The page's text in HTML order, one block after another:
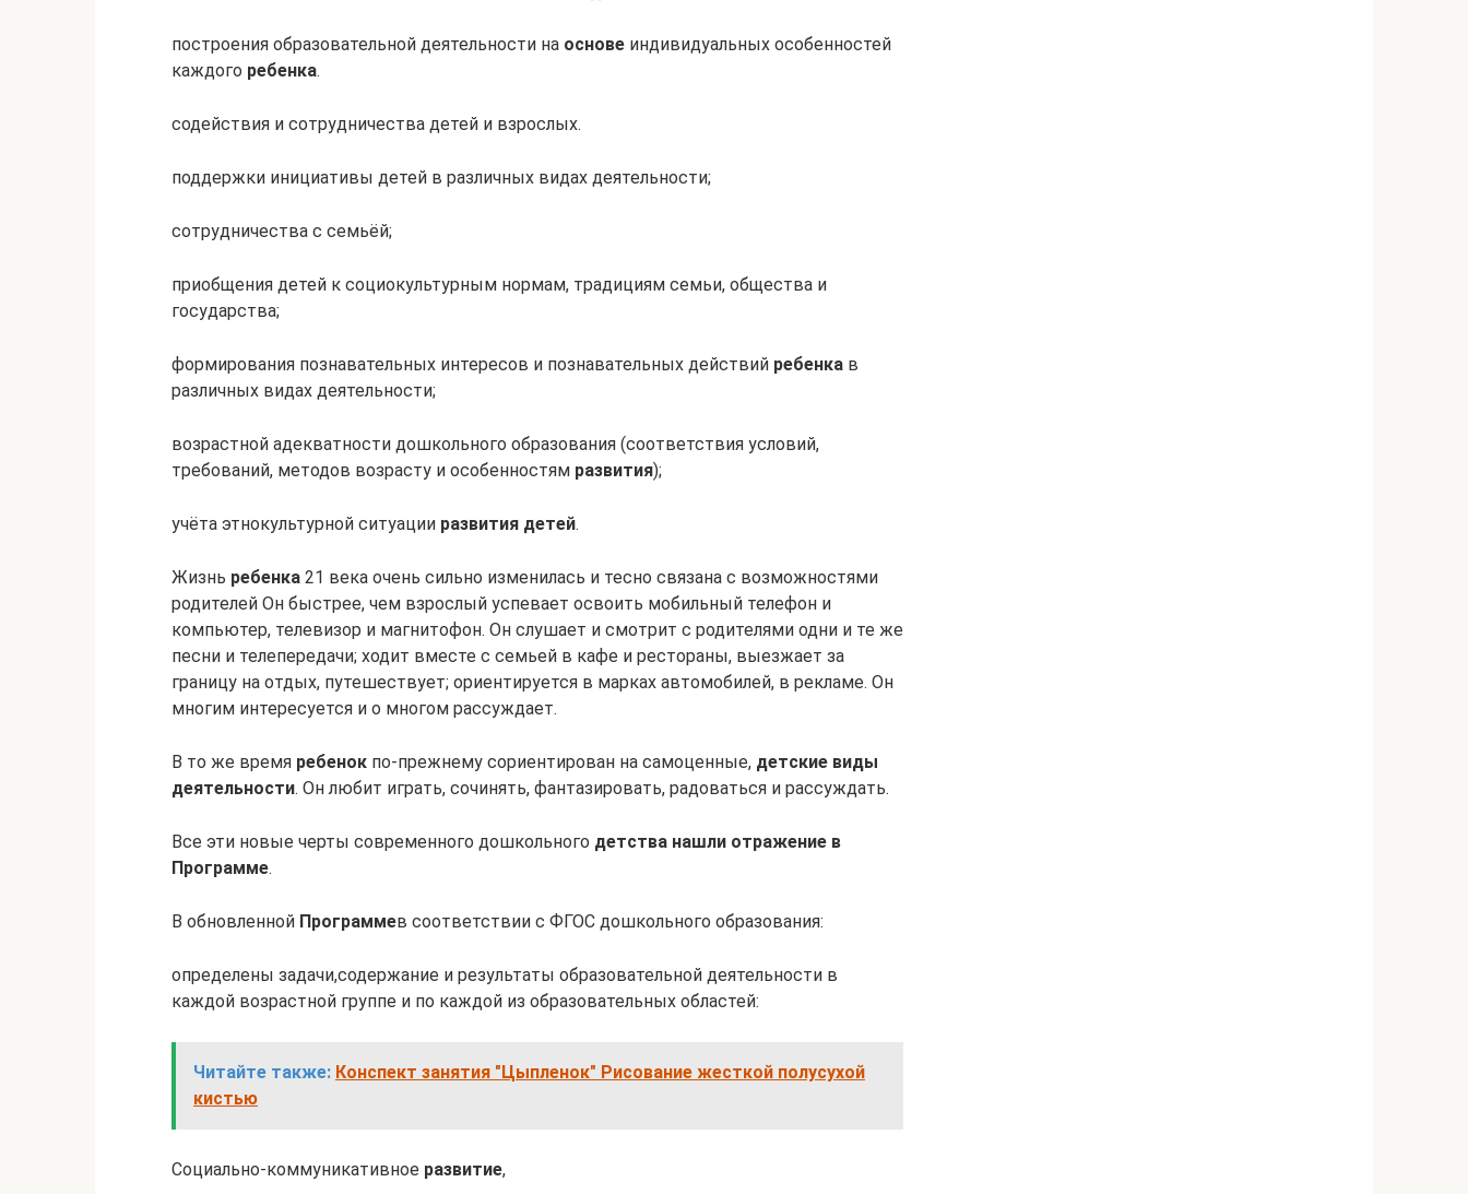
построения образовательной деятельности на основе индивидуальных особенностей
каждого ребенка.
содействия и сотрудничества детей и взрослых.
поддержки инициативы детей в различных видах деятельности;
сотрудничества с семьёй;
приобщения детей к социокультурным нормам, традициям семьи, общества и
государства;
формирования познавательных интересов и познавательных действий ребенка в
различных видах деятельности;
возрастной адекватности дошкольного образования (соответствия условий,
требований, методов возрасту и особенностям развития);
учёта этнокультурной ситуации развития детей.
Жизнь ребенка 21 века очень сильно изменилась и тесно связана с возможностями
родителей Он быстрее, чем взрослый успевает освоить мобильный телефон и
компьютер, телевизор и магнитофон. Он слушает и смотрит с родителями одни и те же
песни и телепередачи; ходит вместе с семьей в кафе и рестораны, выезжает за
границу на отдых, путешествует; ориентируется в марках автомобилей, в рекламе. Он
многим интересуется и о многом рассуждает.
В то же время ребенок по-прежнему сориентирован на самоценные, детские виды
деятельности. Он любит играть, сочинять, фантазировать, радоваться и рассуждать.
Все эти новые черты современного дошкольного детства нашли отражение в
Программе.
В обновленной Программев соответствии с ФГОС дошкольного образования:
определены задачи,содержание и результаты образовательной деятельности в
каждой возрастной группе и по каждой из образовательных областей:
Читайте также: Конспект занятия "Цыпленок" Рисование жесткой полусухой
кистью
Социально-коммуникативное развитие,